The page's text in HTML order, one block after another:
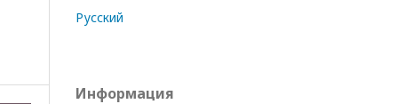
Русский
Информация